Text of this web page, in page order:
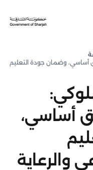
أساسي، وضمان جودة التعليم
أساسي،
والرعاية